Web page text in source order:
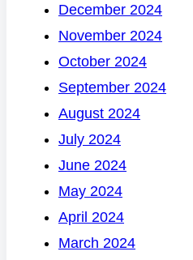
December 2024
November 2024
October 2024
September 2024
August 2024
July 2024
June 2024
May 2024
April 2024
March 2024